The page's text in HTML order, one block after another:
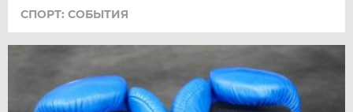
СПОРТ: СОБЫТИЯ